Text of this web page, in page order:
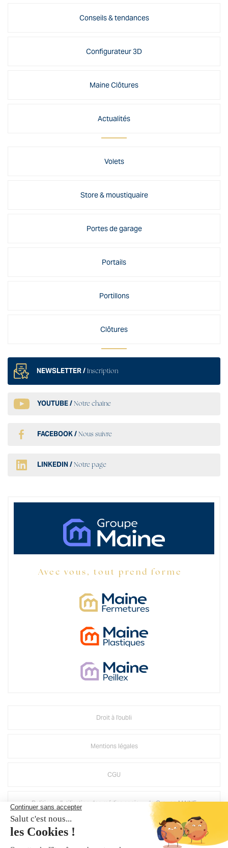
Conseils & tendances
Configurateur 3D
Maine Clôtures
Actualités
Volets
Store & moustiquaire
Portes de garage
Portails
Portillons
Clôtures
NEWSLETTER / Inscription
YOUTUBE /Notre chaîne
FACEBOOK /Nous suivre
LINKEDIN /Notre page
Avec vous, tout prend forme
Droit à l'oubli
Mentions légales
CGU
Politique d'utilisation des médias sociaux de Groupe MAINE